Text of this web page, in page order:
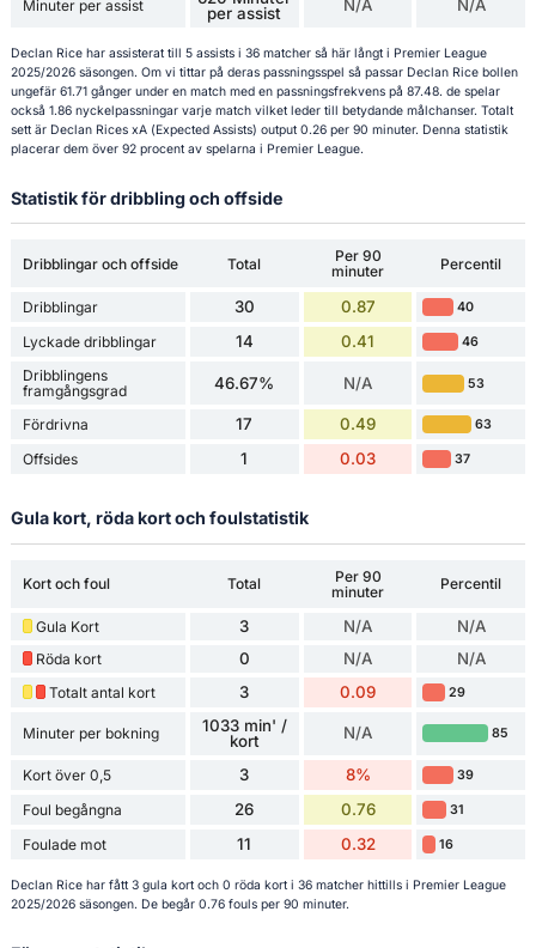
Minuter per assist
per assist
N/A N/A
Declan Rice har assisterat till 5 assists i 36 matcher så här långt i Premier League
2025/2026 säsongen. Om vi tittar på deras passningsspel så passar Declan Rice bollen
ungefär 61.71 gånger under en match med en passningsfrekvens på 87.48. de spelar
också 1.86 nyckelpassningar varje match vilket leder till betydande målchanser. Totalt
sett är Declan Rices xA (Expected Assists) output 0.26 per 90 minuter. Denna statistik
placerar dem över 92 procent av spelarna i Premier League.
Statistik för dribbling och offside
Dribblingar och offside Total
Per 90
minuter
Percentil
Dribblingar 30 0.87 40
Lyckade dribblingar 14 0.41 46
Dribblingens
framgångsgrad
46.67% N/A 53
Fördrivna 17 0.49 63
Offsides 1 0.03 37
Gula kort, röda kort och foulstatistik
Kort och foul Total
Per 90
minuter
Percentil
Gula Kort 3 N/A N/A
Röda kort 0 N/A N/A
Totalt antal kort 3 0.09 29
Minuter per bokning
1033 min' /
kort
N/A 85
Kort över 0,5 3 8% 39
Foul begångna 26 0.76 31
Foulade mot 11 0.32 16
Declan Rice har fått 3 gula kort och 0 röda kort i 36 matcher hittills i Premier League
2025/2026 säsongen. De begår 0.76 fouls per 90 minuter.